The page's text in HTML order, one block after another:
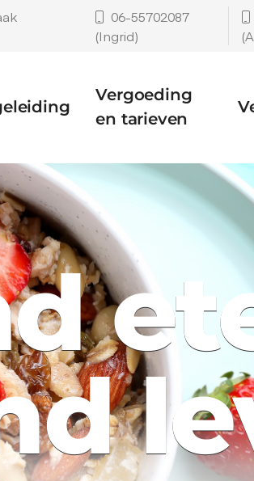
06-55702087
(Ingrid)
Vergoeding
en tarieven